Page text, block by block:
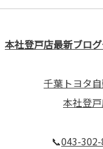
本社登戸店最新ブロ
千葉トヨタ
本社登
📞043-